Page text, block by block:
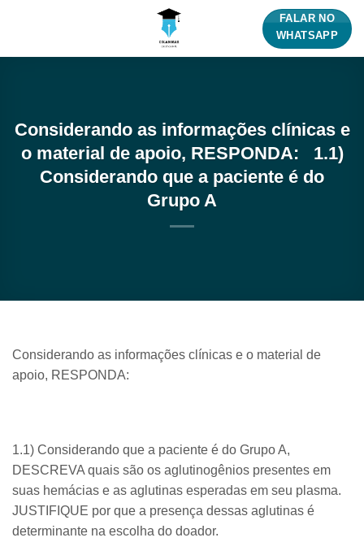
FALAR NO
WHATSAPP
Considerando as informações clínicas e
o material de apoio, RESPONDA: 1.1)
Considerando que a paciente é do
Grupo A
Considerando as informações clínicas e o material de
apoio, RESPONDA:
1.1) Considerando que a paciente é do Grupo A,
DESCREVA quais são os aglutinogênios presentes em
suas hemácias e as aglutinas esperadas em seu plasma.
JUSTIFIQUE por que a presença dessas aglutinas é
determinante na escolha do doador.